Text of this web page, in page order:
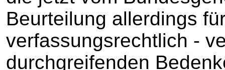
Beurteilung allerdings
verfassungsrechtlich -
durchgreifenden